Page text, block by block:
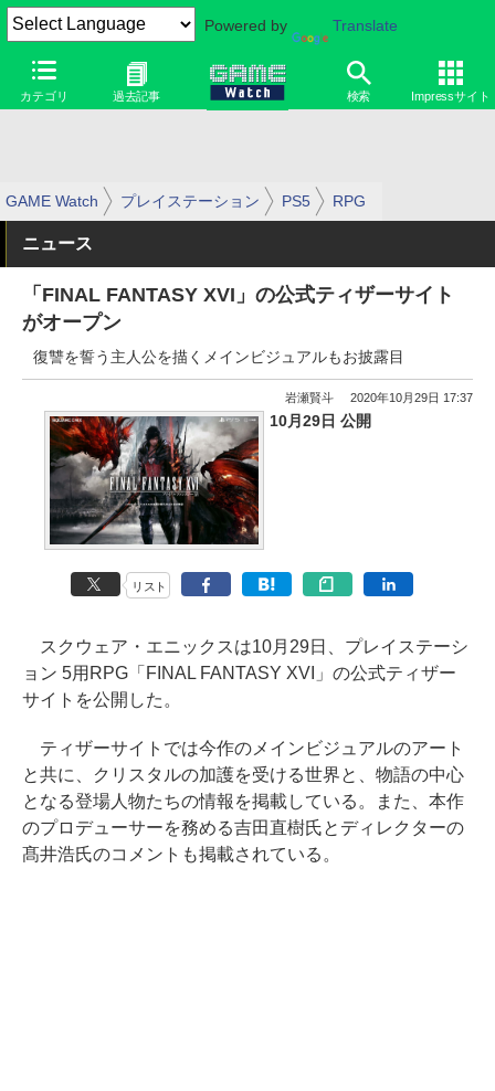
Powered by Translate
カテゴリ 過去記事 検索 Impressサイト
GAME Watch プレイステーション PS5 RPG
ニュース
「FINAL FANTASY XVI」の公式ティザーサイト
がオープン
復讐を誓う主人公を描くメインビジュアルもお披露目
岩瀬賢斗 2020年10月29日 17:37
10月29日 公開
リスト
スクウェア・エニックスは10月29日、プレイステーシ
ョン 5用RPG「FINAL FANTASY XVI」の公式ティザー
サイトを公開した。
ティザーサイトでは今作のメインビジュアルのアート
と共に、クリスタルの加護を受ける世界と、物語の中心
となる登場人物たちの情報を掲載している。また、本作
のプロデューサーを務める吉田直樹氏とディレクターの
髙井浩氏のコメントも掲載されている。